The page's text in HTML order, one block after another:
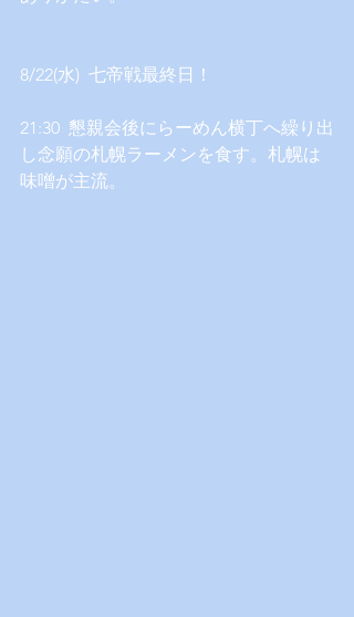
8/22(水)  七帝戦最終日！
21:30  懇親会後にらーめん横丁へ繰り出
し念願の札幌ラーメンを食す。札幌は
味噌が主流。